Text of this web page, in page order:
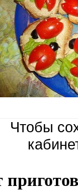
Чтобы